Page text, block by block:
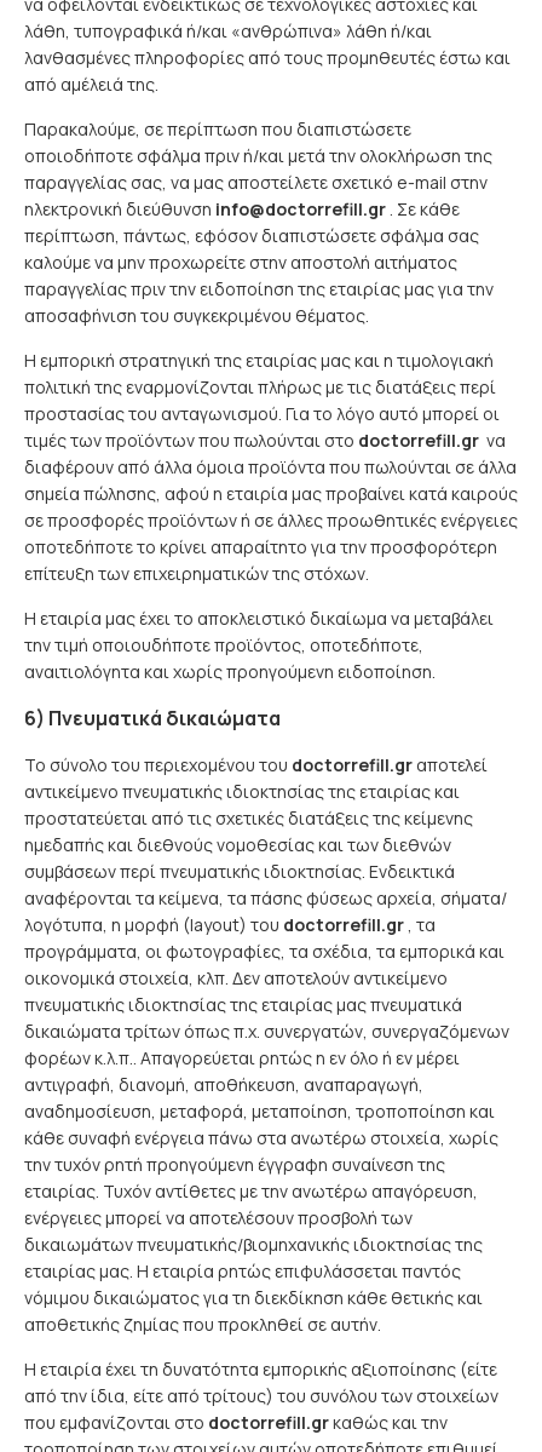
λάθη, τυπογραφικά ή/και «ανθρώπινα» λάθη ή/και
λανθασμένες πληροφορίες από τους προμηθευτές έστω και
από αμέλειά της.
Παρακαλούμε, σε περίπτωση που διαπιστώσετε
οποιοδήποτε σφάλμα πριν ή/και μετά την ολοκλήρωση της
παραγγελίας σας, να μας αποστείλετε σχετικό e-mail στην
ηλεκτρονική διεύθυνση info@doctorrefill.gr. Σε κάθε
περίπτωση, πάντως, εφόσον διαπιστώσετε σφάλμα σας
καλούμε να μην προχωρείτε στην αποστολή αιτήματος
παραγγελίας πριν την ειδοποίηση της εταιρίας μας για την
αποσαφήνιση του συγκεκριμένου θέματος.
Η εμπορική στρατηγική της εταιρίας μας και η τιμολογιακή
πολιτική της εναρμονίζονται πλήρως με τις διατάξεις περί
προστασίας του ανταγωνισμού. Για το λόγο αυτό μπορεί οι
τιμές των προϊόντων που πωλούνται στο doctorrefill.gr να
διαφέρουν από άλλα όμοια προϊόντα που πωλούνται σε άλλα
σημεία πώλησης, αφού η εταιρία μας προβαίνει κατά καιρούς
σε προσφορές προϊόντων ή σε άλλες προωθητικές ενέργειες
οποτεδήποτε το κρίνει απαραίτητο για την προσφορότερη
επίτευξη των επιχειρηματικών της στόχων.
Η εταιρία μας έχει το αποκλειστικό δικαίωμα να μεταβάλει
την τιμή οποιουδήποτε προϊόντος, οποτεδήποτε,
αναιτιολόγητα και χωρίς προηγούμενη ειδοποίηση.
6) Πνευματικά δικαιώματα
Το σύνολο του περιεχομένου του doctorrefill.gr αποτελεί
αντικείμενο πνευματικής ιδιοκτησίας της εταιρίας και
προστατεύεται από τις σχετικές διατάξεις της κείμενης
ημεδαπής και διεθνούς νομοθεσίας και των διεθνών
συμβάσεων περί πνευματικής ιδιοκτησίας. Ενδεικτικά
αναφέρονται τα κείμενα, τα πάσης φύσεως αρχεία, σήματα/
λογότυπα, η μορφή (layout) του doctorrefill.gr, τα
προγράμματα, οι φωτογραφίες, τα σχέδια, τα εμπορικά και
οικονομικά στοιχεία, κλπ. Δεν αποτελούν αντικείμενο
πνευματικής ιδιοκτησίας της εταιρίας μας πνευματικά
δικαιώματα τρίτων όπως π.χ. συνεργατών, συνεργαζόμενων
φορέων κ.λ.π.. Απαγορεύεται ρητώς η εν όλο ή εν μέρει
αντιγραφή, διανομή, αποθήκευση, αναπαραγωγή,
αναδημοσίευση, μεταφορά, μεταποίηση, τροποποίηση και
κάθε συναφή ενέργεια πάνω στα ανωτέρω στοιχεία, χωρίς
την τυχόν ρητή προηγούμενη έγγραφη συναίνεση της
εταιρίας. Τυχόν αντίθετες με την ανωτέρω απαγόρευση,
ενέργειες μπορεί να αποτελέσουν προσβολή των
δικαιωμάτων πνευματικής/βιομηχανικής ιδιοκτησίας της
εταιρίας μας. Η εταιρία ρητώς επιφυλάσσεται παντός
νόμιμου δικαιώματος για τη διεκδίκηση κάθε θετικής και
αποθετικής ζημίας που προκληθεί σε αυτήν.
Η εταιρία έχει τη δυνατότητα εμπορικής αξιοποίησης (είτε
από την ίδια, είτε από τρίτους) του συνόλου των στοιχείων
που εμφανίζονται στο doctorrefill.grκαθώς και την